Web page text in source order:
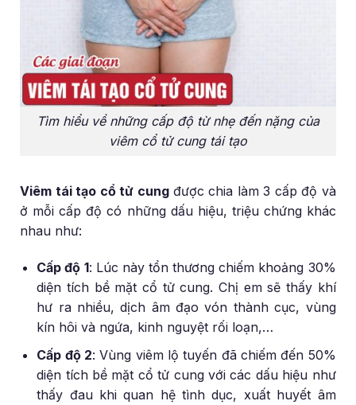
Tìm hiểu về những cấp độ từ nhẹ đến nặng của
viêm cổ tử cung tái tạo
Viêm tái tạo cổ tử cungđược chia làm 3 cấp độ và
ở mỗi cấp độ có những dấu hiệu, triệu chứng khác
nhau như:
Cấp độ 1: Lúc này tổn thương chiếm khoảng 30%
diện tích bề mặt cổ tử cung. Chị em sẽ thấy khí
hư ra nhiều, dịch âm đạo vón thành cục, vùng
kín hôi và ngứa, kinh nguyệt rối loạn,…
Cấp độ 2: Vùng viêm lộ tuyến đã chiếm đến 50%
diện tích bề mặt cổ tử cung với các dấu hiệu như
thấy đau khi quan hệ tình dục, xuất huyết âm